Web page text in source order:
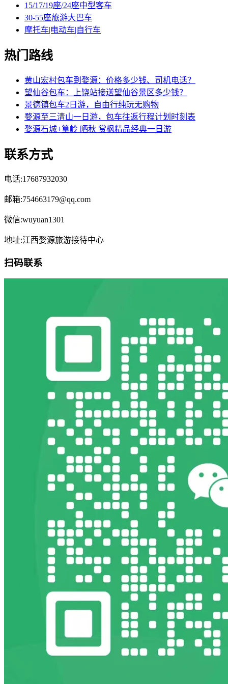
15/17/19座/24座中型客车
30-55座旅游大巴车
摩托车|电动车|自行车
热门路线
黄山宏村包车到婺源：价格多少钱、司机电话？
望仙谷包车：上饶站接送望仙谷景区多少钱？
景德镇包车2日游，自由行纯玩无购物
婺源至三清山一日游，包车往返行程计划时刻表
婺源石城+篁岭 晒秋 赏枫精品经典一日游
联系方式
电话:17687932030
邮箱:754663179@qq.com
微信:wuyuan1301
地址:江西婺源旅游接待中心
扫码联系